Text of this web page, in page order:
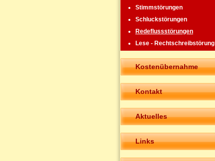
Stimmstörungen
Schluckstörungen
Redeflussstörungen
Lese - Rechtschreibstörung
Kostenübernahme
Kontakt
Aktuelles
Links